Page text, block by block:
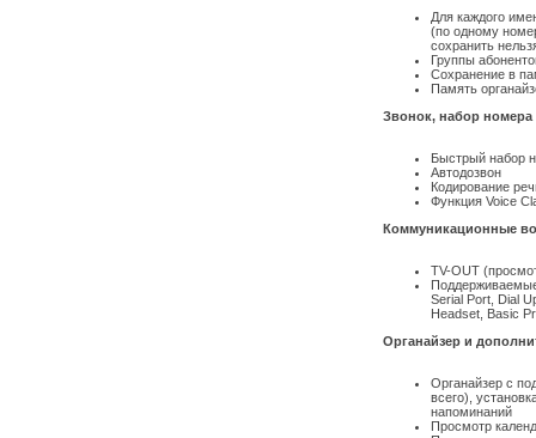
Для каждого
(по одному
сохранить
Группы
Сохранение в
Память
Звонок, набор номера
Быстрый набор
Автодозвон
Кодирование
Функция Voice
Коммуникационные
TV-OUT
Serial Port, Dial
Headset, Basic
Органайзер и
Органайзер с
всего),
напоминаний
Просмотр